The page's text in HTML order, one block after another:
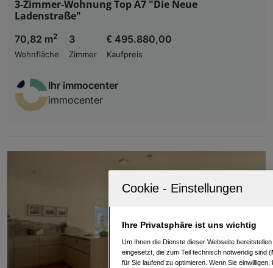
3-Zimmer-Wohnung Top A7 "Die Neue
Ladenstraße"
70,82 m2
Wohnfläche
3
Zimmer
€ 495.880,00
Kaufpreis
Ihr immocenter
immocenter
Ihre Privatsphäre ist uns wichtig
Um Ihnen die Dienste dieser Webseite
eingesetzt, die zum Teil technisch notwendig sind (
für Sie laufend zu optimieren. Wenn Sie